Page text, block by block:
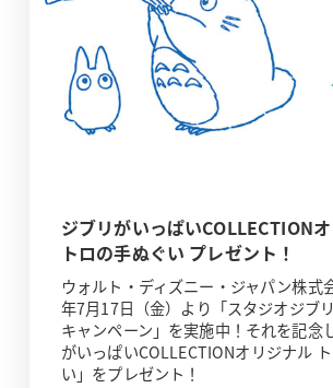
ジブリがいっぱいCOLLECTION
トロの手ぬぐい プレゼント！
ウォルト・ディズニー・ジャパン株式
年7月17日（金）より「スタジオジブ
キャンペーン」を実施中！それを記念
がいっぱいCOLLECTIONオリジナル
い」をプレゼント！